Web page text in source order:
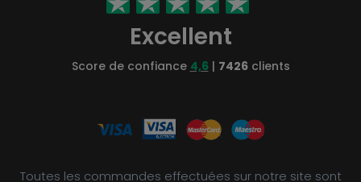
Excellent
Score de confiance 4,6| 7426clients
Toutes les commandes effectuées sur notre site sont